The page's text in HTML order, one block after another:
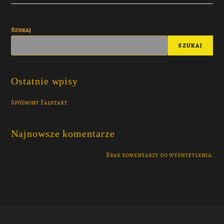
Szukaj
SZUKAJ
Ostatnie wpisy
Spóźnony Falstart
Najnowsze komentarze
Brak komentarzy do wyświetlenia.